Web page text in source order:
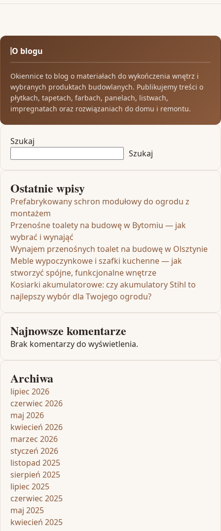
O blogu
Okiennice to blog o materiałach do wykończenia wnętrz i
wybranych produktach budowlanych. Publikujemy treści o
płytkach, tapetach, farbach, panelach, listwach,
impregnatach oraz rozwiązaniach do domu i remontu.
Szukaj
Szukaj
Ostatnie wpisy
Prefabrykowany schron modułowy do ogrodu z
montażem
Przenośne toalety na budowę w Bytomiu — jak
wybrać i wynająć
Wynajem przenośnych toalet na budowę w Olsztynie
Meble wypoczynkowe i szafki kuchenne — jak
stworzyć spójne, funkcjonalne wnętrze
Kosiarki akumulatorowe: czy akumulatory Stihl to
najlepszy wybór dla Twojego ogrodu?
Najnowsze komentarze
Brak komentarzy do wyświetlenia.
Archiwa
lipiec 2026
czerwiec 2026
maj 2026
kwiecień 2026
marzec 2026
styczeń 2026
listopad 2025
sierpień 2025
lipiec 2025
czerwiec 2025
maj 2025
kwiecień 2025